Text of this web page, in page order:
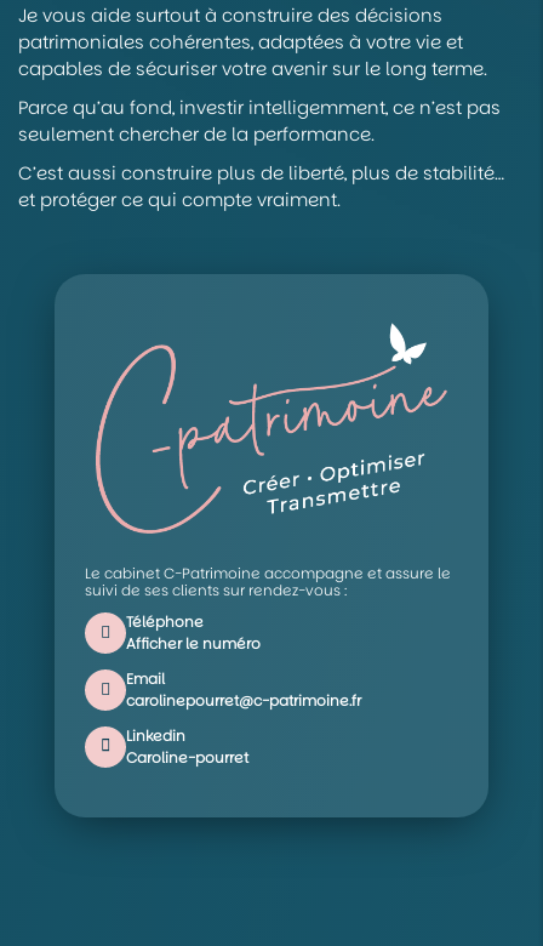
Je vous aide surtout à construire des décisions
patrimoniales cohérentes, adaptées à votre vie et
capables de sécuriser votre avenir sur le long terme.
Parce qu’au fond, investir intelligemment, ce n’est pas
seulement chercher de la performance.
C’est aussi construire plus de liberté, plus de stabilité…
et protéger ce qui compte vraiment.
Le cabinet C-Patrimoine accompagne et assure le
suivi de ses clients sur rendez-vous :
Téléphone
Afficher le numéro
Email
carolinepourret@c-patrimoine.fr
Linkedin
Caroline-pourret